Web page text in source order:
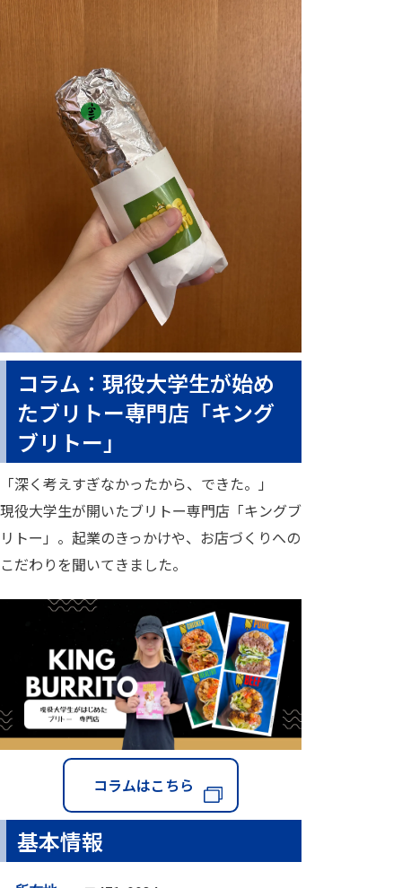
コラム：現役大学生が始め
たブリトー専門店「キング
ブリトー」
「深く考えすぎなかったから、できた。」
現役大学生が開いたブリトー専門店「キングブ
リトー」。起業のきっかけや、お店づくりへの
こだわりを聞いてきました。
コラムはこちら
基本情報